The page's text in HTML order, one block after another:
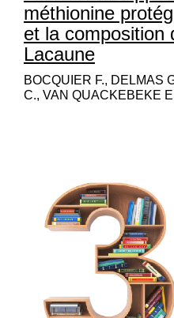
méthionine
et la composition
Lacaune
BOCQUIER F., DELMAS
C., VAN QUACKEBEKE